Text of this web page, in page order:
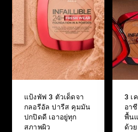
แป้งพัฟ 3 ตัวเด็ดจา
กลอรีอัล ปารีส คุมมัน
ปกปิดดี เอาอยู่ทุก
สภาพผิว
3 เ
อา
พื้น
ด้ว